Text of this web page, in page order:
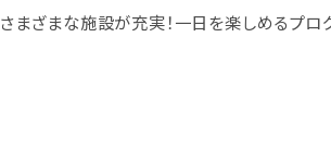
さまざまな施設が充実！一日を楽しめるプロ